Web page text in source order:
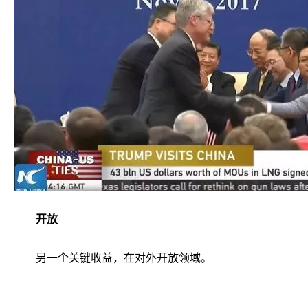
开放
另一个关键收益，在对外开放领域。